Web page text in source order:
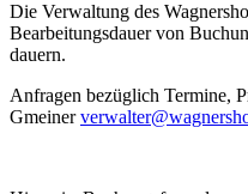
Die Verwaltung des
Bearbeitungsdauer von
dauern.
Anfragen bezüglich Termine,
Gmeiner